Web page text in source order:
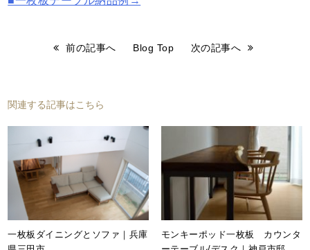
前の記事へ Blog Top 次の記事へ
関連する記事はこちら
一枚板ダイニングとソファ｜兵庫
モンキーポッド一枚板 カウンタ